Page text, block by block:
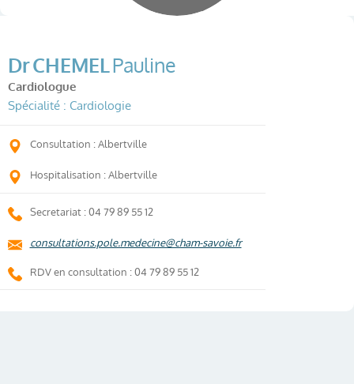
DrCHEMELPauline
Cardiologue
Spécialité : Cardiologie
Consultation : Albertville
Hospitalisation : Albertville
Secretariat : 04 79 89 55 12
consultations.pole.medecine@cham-savoie.fr
RDV en consultation : 04 79 89 55 12